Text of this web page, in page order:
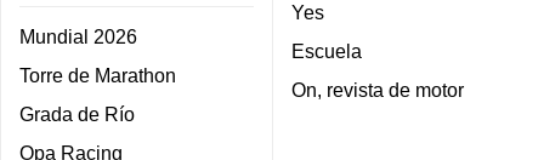
Mundial 2026
Torre de Marathon
Grada de Río
Opa Racing
Yes
Escuela
On, revista de motor